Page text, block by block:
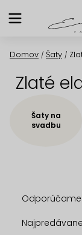
na
Domov / Šaty /
Zlaté
Šaty na
svadbu
a
d
Odporúčame